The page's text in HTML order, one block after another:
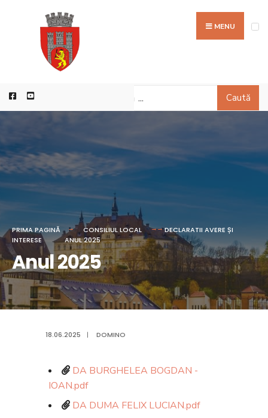
MENU
Caută
PRIMA PAGINĂ CONSILIUL LOCAL
DECLARATII AVERE ȘI
INTERESE
ANUL 2025
Anul 2025
18.06.2025 | DOMINO
DA BURGHELEA BOGDAN -
IOAN.pdf
DA DUMA FELIX LUCIAN.pdf